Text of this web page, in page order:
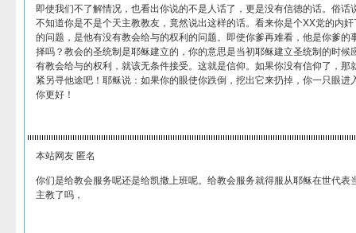
即使我们不了解情况，也看出你说的不是人话了，更是没有信德的话。俗话
不知道你是不是个天主教教友，竟然说出这样的话。看来你是个XX党的内
的问题，是他有没有教会给与的权利的问题。即使你爹再难看，他是你爹的
择吗？教会的圣统制是耶稣建立的，你的意思是当初耶稣建立圣统制的时候
有教会给与的权利，就该无条件接受。这就是信仰。如果你没有信仰了，那
紧另寻他途吧！耶稣说：如果你的眼使你跌倒，挖出它来扔掉，你一只眼进
你更好！
本站网友 匿名
你们是给教会服务呢还是给凯撒上班呢。给教会服务就得服从耶稣在世代表
主教了吗，